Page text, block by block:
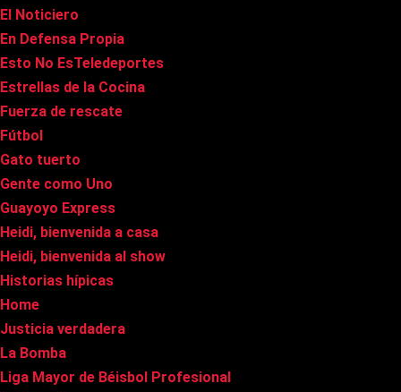
El Noticiero
En Defensa Propia
Esto No EsTeledeportes
Estrellas de la Cocina
Fuerza de rescate
Fútbol
Gato tuerto
Gente como Uno
Guayoyo Express
Heidi, bienvenida a casa
Heidi, bienvenida al show
Historias hípicas
Home
Justicia verdadera
La Bomba
Liga Mayor de Béisbol Profesional